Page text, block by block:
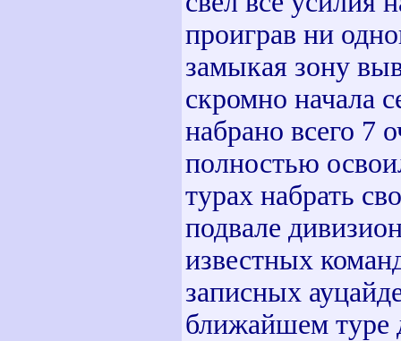
проиграв ни
замыкая зону
скромно начала
набрано всего 7
полностью
турах набрать
подвале
известных
записных
ближайшем туре